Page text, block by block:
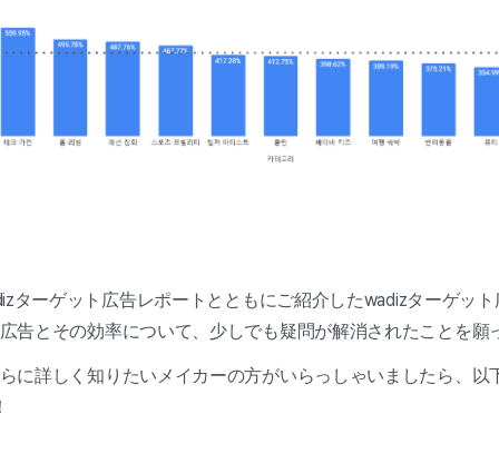
ターゲット広告レポートとともにご紹介したwadizターゲッ
告とその効率について、少しでも疑問が解消されたことを願
に詳しく知りたいメイカーの方がいらっしゃいましたら、以